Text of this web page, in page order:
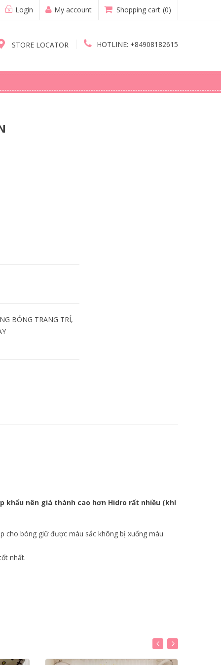
Login My account Shopping cart (0)
STORE LOCATOR HOTLINE: +84908182615
BÓNG TRANG TRÍ,
khẩu nên giá thành cao hơn Hidro rất nhiều (khí
cho bóng giữ được màu sắc không bị xuống màu
nhất.